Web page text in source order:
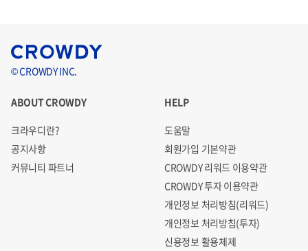
© CROWDY INC.
ABOUT CROWDY
크라우디란?
공지사항
커뮤니티 파트너
HELP
도움말
회원가입 기본약관
CROWDY 리워드 이용약관
CROWDY 투자 이용약관
개인정보 처리방침(리워드)
개인정보 처리방침(투자)
신용정보 활용체제